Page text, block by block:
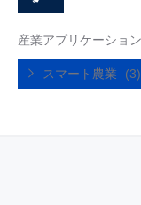
産業アプリケーション
スマート農業 (3)